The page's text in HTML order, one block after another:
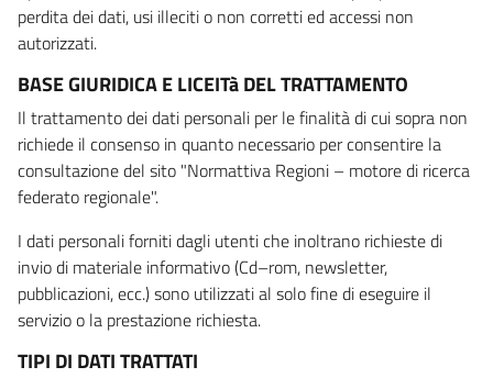
perdita dei dati, usi illeciti o non corretti ed accessi non
autorizzati.
BASE GIURIDICA E LICEITà DEL TRATTAMENTO
Il trattamento dei dati personali per le finalità di cui sopra non
richiede il consenso in quanto necessario per consentire la
consultazione del sito "Normattiva Regioni – motore di ricerca
federato regionale".
I dati personali forniti dagli utenti che inoltrano richieste di
invio di materiale informativo (Cd–rom, newsletter,
pubblicazioni, ecc.) sono utilizzati al solo fine di eseguire il
servizio o la prestazione richiesta.
TIPI DI DATI TRATTATI